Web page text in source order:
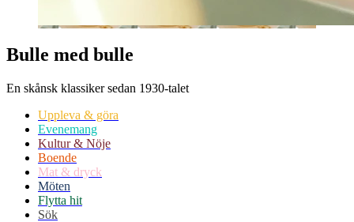
Bulle med bulle
En skånsk klassiker sedan 1930-talet
Uppleva & göra
Evenemang
Kultur & Nöje
Boende
Mat & dryck
Möten
Flytta hit
Sök